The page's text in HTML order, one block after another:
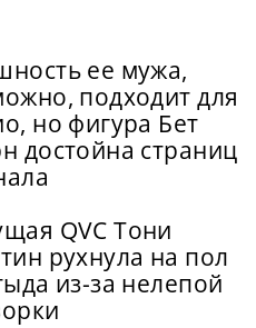
ее мужа,
подходит для
но фигура Бет
достойна страниц
QVC Тони
рухнула на пол
из-за нелепой